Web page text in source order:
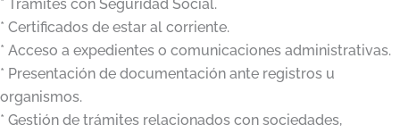
* Trámites con Seguridad Social.
* Certificados de estar al corriente.
* Acceso a expedientes o comunicaciones administrativas.
* Presentación de documentación ante registros u
organismos.
* Gestión de trámites relacionados con sociedades,